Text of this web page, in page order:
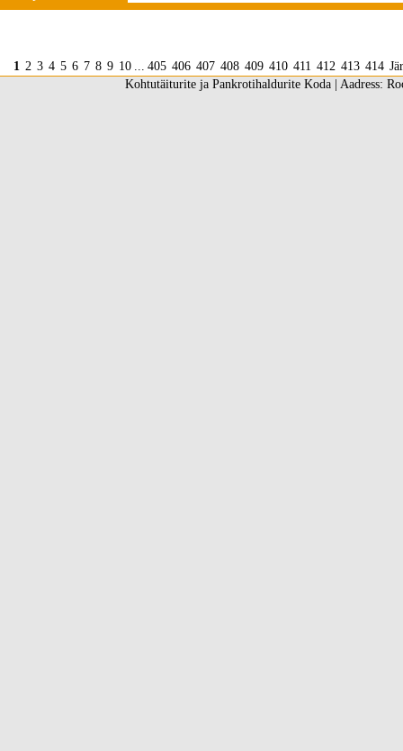
1 2 3 4 5 6 7 8 9 10 ... 405 406 407 408 409 410 411 412 413 414
Kohtutäiturite ja Pankrotihaldurite Koda | Aadress: